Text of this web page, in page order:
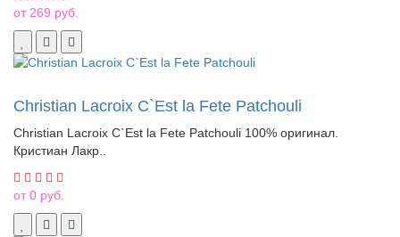
от 269 руб.
Christian Lacroix C`Est la Fete Patchouli
Christian Lacroix C`Est la Fete Patchouli 100% оригинал.
Кристиан Лакр..
от 0 руб.